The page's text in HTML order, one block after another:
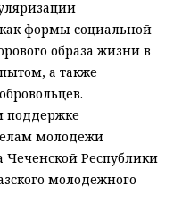
формы социальной
образа жизни в
а также
поддержке
молодежи
Чеченской Республики
молодежного